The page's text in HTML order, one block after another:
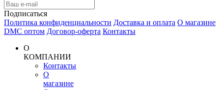
Подписаться
Политика конфиденциальности Доставка и оплата О магазине
DMC оптом Договор-оферта Контакты
О
КОМПАНИИ
Контакты
О
магазине